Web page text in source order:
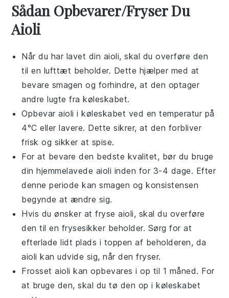
Sådan Opbevarer/Fryser Du
Aioli
Når du har lavet din aioli, skal du overføre den
til en lufttæt beholder. Dette hjælper med at
bevare smagen og forhindre, at den optager
andre lugte fra køleskabet.
Opbevaraioli i køleskabet ved en temperatur på
4°C eller lavere. Dette sikrer, at den forbliver
frisk og sikker at spise.
For at bevare den bedste kvalitet, bør du bruge
din hjemmelavede aioli inden for 3-4 dage. Efter
denne periode kan smagen og konsistensen
begynde at ændre sig.
Hvis du ønsker at fryseaioli, skal du overføre
den til en frysesikker beholder. Sørg for at
efterlade lidt plads i toppen af beholderen, da
aioli kan udvide sig, når den fryser.
Frossetaioli kan opbevares i op til 1 måned. For
at bruge den, skal du tø den op i køleskabet